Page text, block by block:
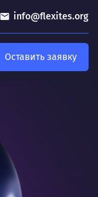
info@flexites.org
Оставить заявку